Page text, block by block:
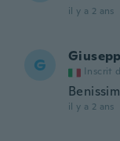
il y a 2 ans
G Inscrit
il y a 2 ans